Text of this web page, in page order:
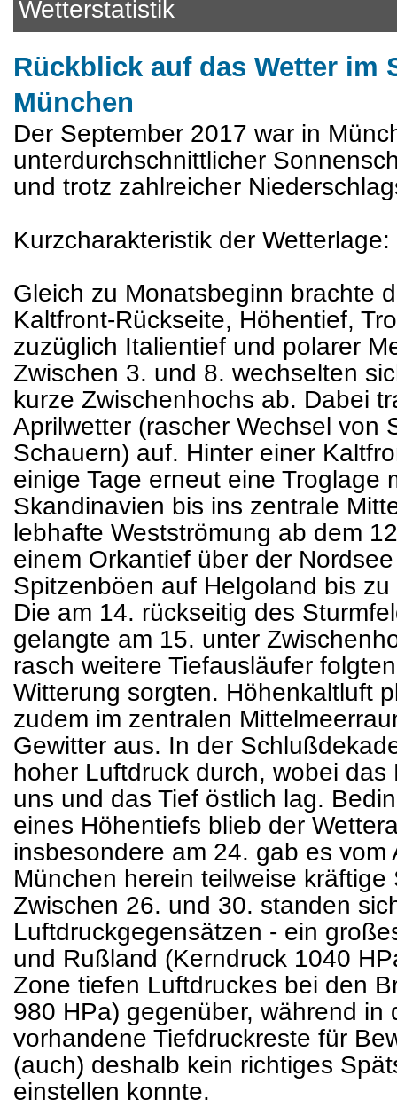
Wetterstatistik
Rückblick auf das Wetter im
München
Der September 2017 war in
unterdurchschnittlicher
und trotz zahlreicher
Kurzcharakteristik der Wetterlage:
Gleich zu Monatsbeginn brachte
Kaltfront-Rückseite, Höhentief,
zuzüglich Italientief und polarer
Zwischen 3. und 8. wechselten
kurze Zwischenhochs ab. Dabei
Aprilwetter (rascher Wechsel von
Schauern) auf. Hinter einer
einige Tage erneut eine Troglage
Skandinavien bis ins zentrale
lebhafte Westströmung ab dem
einem Orkantief über der
Spitzenböen auf Helgoland bis
Die am 14. rückseitig des
gelangte am 15. unter
rasch weitere Tiefausläufer
Witterung sorgten. Höhenkaltluft
zudem im zentralen
Gewitter aus. In der
hoher Luftdruck durch, wobei
uns und das Tief östlich lag.
eines Höhentiefs blieb der
insbesondere am 24. gab es vom
München herein teilweise
Zwischen 26. und 30. standen
Luftdruckgegensätzen - ein
und Rußland (Kerndruck 1040
Zone tiefen Luftdruckes bei den
980 HPa) gegenüber, während in
vorhandene Tiefdruckreste für
(auch) deshalb kein richtiges
einstellen konnte.